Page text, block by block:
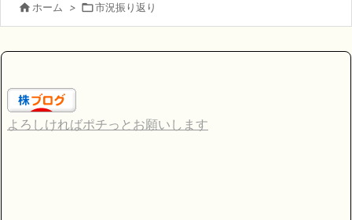
 ホーム > 市況振り返り
よろしければポチっとお願いします